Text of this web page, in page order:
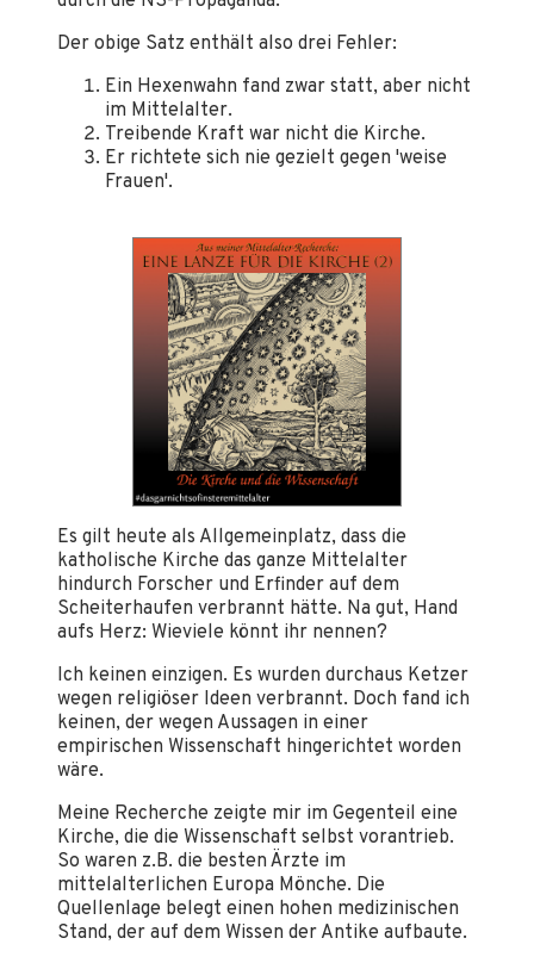
Der obige Satz enthält also drei Fehler:
Ein Hexenwahn fand zwar statt, aber nicht
im Mittelalter.
Treibende Kraft war nicht die Kirche.
Er richtete sich nie gezielt gegen 'weise
Frauen'.
Es gilt heute als Allgemeinplatz, dass die
katholische Kirche das ganze Mittelalter
hindurch Forscher und Erfinder auf dem
Scheiterhaufen verbrannt hätte. Na gut, Hand
aufs Herz: Wieviele könnt ihr nennen?
Ich keinen einzigen. Es wurden durchaus Ketzer
wegen religiöser Ideen verbrannt. Doch fand ich
keinen, der wegen Aussagen in einer
empirischen Wissenschaft hingerichtet worden
wäre.
Meine Recherche zeigte mir im Gegenteil eine
Kirche, die die Wissenschaft selbst vorantrieb.
So waren z.B. die besten Ärzte im
mittelalterlichen Europa Mönche. Die
Quellenlage belegt einen hohen medizinischen
Stand, der auf dem Wissen der Antike aufbaute.